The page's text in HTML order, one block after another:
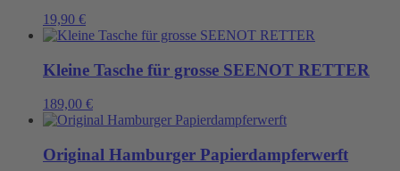
19,90 €
Kleine Tasche für grosse SEENOT RETTER
189,00 €
Original Hamburger Papierdampferwerft